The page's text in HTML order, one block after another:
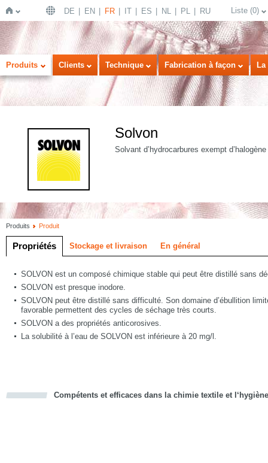
Page
DE EN FR IT ES NL PL RU Liste (0)
Produits Clients Technique Fabrication à façon
Solvon
Solvant d’hydrocarbures exempt
Produits Produit
Propriétés Stockage et livraison En général
SOLVON est un composé chimique stable qui peut être distillé sans
SOLVON est presque inodore.
SOLVON peut être distillé sans difficulté. Son domaine d’ébullition
favorable permettent des cycles de séchage très courts.
SOLVON a des propriétés anticorosives.
La solubilité à l’eau de SOLVON est inférieure à 20 mg/l.
Compétents et efficaces dans la chimie textile et l‘hygiène